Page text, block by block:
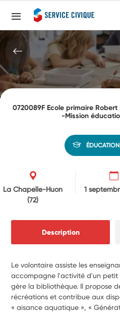
0720089F Ecole primaire
-Mission
La Chapelle-Huon
(72)
1
Description
Le volontaire assiste les
accompagne l'activité d'un petit
gère la bibliothèque. Il propose
récréations et contribue aux
« aisance aquatique », «